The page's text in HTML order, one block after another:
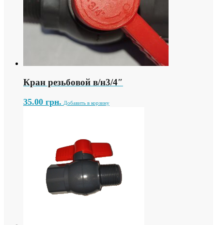
Кран резьбовой в/н3/4″
35.00 грн. Добавить в корзину